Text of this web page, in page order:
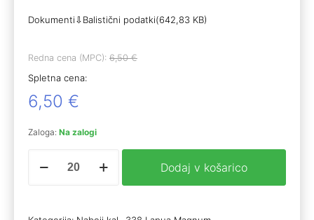
Dokumenti⇩Balistični podatki(642,83 KB)
Redna cena (MPC): 6,50€
Spletna cena:
6,50 €
Zaloga: Na zalogi
.338
Dodaj v košarico